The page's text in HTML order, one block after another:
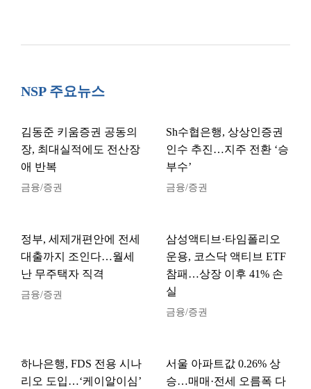
NSP 주요뉴스
김동준 키움증권 공동의
장, 최대실적에도 전산장
애 반복
금융/증권
Sh수협은행, 상상인증권
인수 추진…지주 전환 ‘승
부수’
금융/증권
정부, 세제개편안에 전세
대출까지 조인다…월세
난 무주택자 직격
금융/증권
삼성액티브·타임폴리오
운용, 코스닥 액티브 ETF
참패…상장 이후 41% 손
실
금융/증권
하나은행, FDS 전용 시나
리오 도입…‘케이알이심’
서울 아파트값 0.26% 상
승…매매·전세 오름폭 다